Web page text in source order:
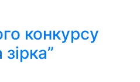
конкурсу